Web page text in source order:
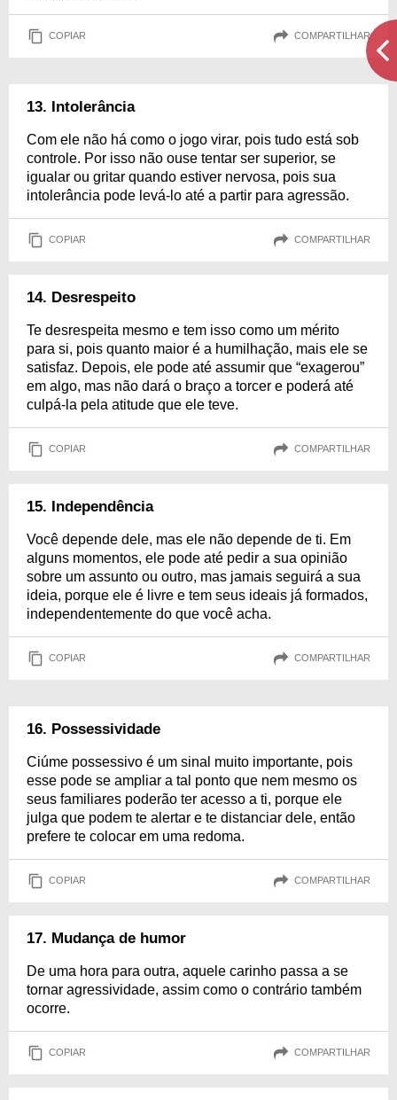
COPIAR COMPARTILHAR
13. Intolerância
Com ele não há como o jogo virar, pois tudo está sob
controle. Por isso não ouse tentar ser superior, se
igualar ou gritar quando estiver nervosa, pois sua
intolerância pode levá-lo até a partir para agressão.
COPIAR COMPARTILHAR
14. Desrespeito
Te desrespeita mesmo e tem isso como um mérito
para si, pois quanto maior é a humilhação, mais ele se
satisfaz. Depois, ele pode até assumir que “exagerou”
em algo, mas não dará o braço a torcer e poderá até
culpá-la pela atitude que ele teve.
COPIAR COMPARTILHAR
15. Independência
Você depende dele, mas ele não depende de ti. Em
alguns momentos, ele pode até pedir a sua opinião
sobre um assunto ou outro, mas jamais seguirá a sua
ideia, porque ele é livre e tem seus ideais já formados,
independentemente do que você acha.
COPIAR COMPARTILHAR
16. Possessividade
Ciúme possessivo é um sinal muito importante, pois
esse pode se ampliar a tal ponto que nem mesmo os
seus familiares poderão ter acesso a ti, porque ele
julga que podem te alertar e te distanciar dele, então
prefere te colocar em uma redoma.
COPIAR COMPARTILHAR
17. Mudança de humor
De uma hora para outra, aquele carinho passa a se
tornar agressividade, assim como o contrário também
ocorre.
COPIAR COMPARTILHAR